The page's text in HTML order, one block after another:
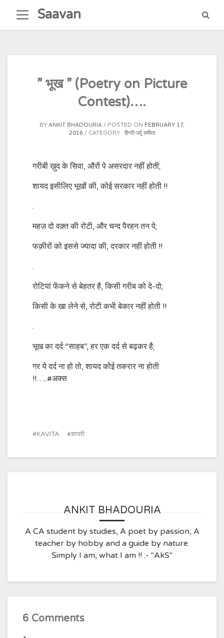
content
Saavan
” भूख ” (Poetry on Picture
Contest)….
BY ANKIT BHADOURIA POSTED ON FEBRUARY 17,
2016
CATEGORY : हिन्दी-उर्दू कविता
गरीबी ख़ुद के सिवा, औरों पे असरदार नहीं होती;
शायद इसीलिए भूखों की, कोई सरकार नहीं होती !!
.
महज़ दो वक़्त की रोटी, और चन्द पैरहन तन पे;
फक़ीरों को इससे ज्यादा की, दरकार नहीं होती !!
.
रोटियां फेंकने से बेहतर है, किसी गरीब को दे-दो;
किसी के खा लेने से, रोटी कभी बेकार नहीं होती !!
.
भूख का दर्द “साहब”, हर एक दर्द से बढ़कर है;
गर ये दर्द ना हो तो, शायद कोई तकरार ना होती
!!…..#अक्स
KAVITA शायरी
ANKIT BHADOURIA
A CA student by studies, A poet by passion, A
teacher by hobby and a guide by nature.
Simply I am, what I am !! :- "AkS"
6 Comments